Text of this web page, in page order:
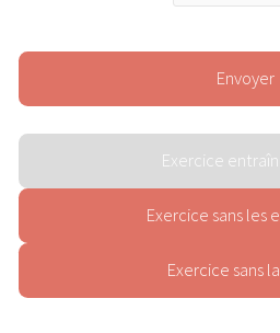
Règle6
L'accord du participe passé
Règle2